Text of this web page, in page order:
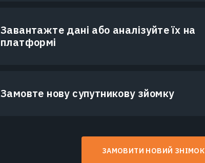
Завантажте дані або аналізуйте їх на
платформі
Замовте нову супутникову зйомку
ЗАМОВИТИ НОВИЙ ЗНІМОК